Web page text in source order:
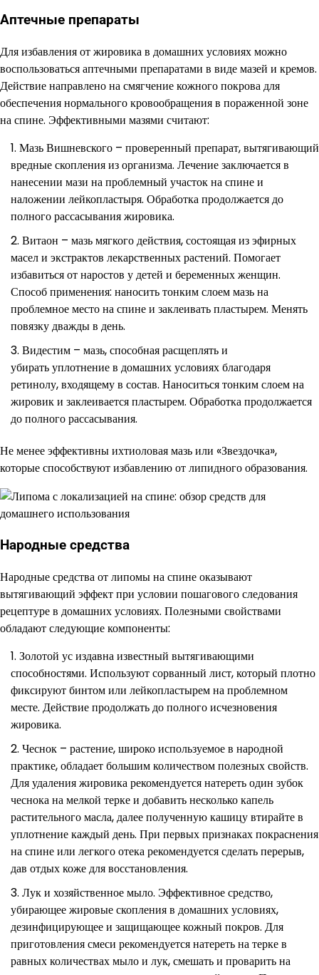
Аптечные препараты
Для избавления от жировика в домашних условиях можно
воспользоваться аптечными препаратами в виде мазей и кремов.
Действие направлено на смягчение кожного покрова для
обеспечения нормального кровообращения в пораженной зоне
на спине. Эффективными мазями считают:
Мазь Вишневского – проверенный препарат, вытягивающий
вредные скопления из организма. Лечение заключается в
нанесении мази на проблемный участок на спине и
наложении лейкопластыря. Обработка продолжается до
полного рассасывания жировика.
Витаон – мазь мягкого действия, состоящая из эфирных
масел и экстрактов лекарственных растений. Помогает
избавиться от наростов у детей и беременных женщин.
Способ применения: наносить тонким слоем мазь на
проблемное место на спине и заклеивать пластырем. Менять
повязку дважды в день.
Видестим – мазь, способная расщеплять и
убирать уплотнение в домашних условиях благодаря
ретинолу, входящему в состав. Наноситься тонким слоем на
жировик и заклеивается пластырем. Обработка продолжается
до полного рассасывания.
Не менее эффективны ихтиоловая мазь или «Звездочка»,
которые способствуют избавлению от липидного образования.
Народные средства
Народные средства от липомы на спине оказывают
вытягивающий эффект при условии пошагового следования
рецептуре в домашних условиях. Полезными свойствами
обладают следующие компоненты:
Золотой ус издавна известный вытягивающими
способностями. Используют сорванный лист, который плотно
фиксируют бинтом или лейкопластырем на проблемном
месте. Действие продолжать до полного исчезновения
жировика.
Чеснок – растение, широко используемое в народной
практике, обладает большим количеством полезных свойств.
Для удаления жировика рекомендуется натереть один зубок
чеснока на мелкой терке и добавить несколько капель
растительного масла, далее полученную кашицу втирайте в
уплотнение каждый день. При первых признаках покраснения
на спине или легкого отека рекомендуется сделать перерыв,
дав отдых коже для восстановления.
Лук и хозяйственное мыло. Эффективное средство,
убирающее жировые скопления в домашних условиях,
дезинфицирующее и защищающее кожный покров. Для
приготовления смеси рекомендуется натереть на терке в
равных количествах мыло и лук, смешать и проварить на